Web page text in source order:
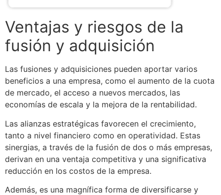
Ventajas y riesgos de la
fusión y adquisición
Las fusiones y adquisiciones pueden aportar varios
beneficios a una empresa, como el aumento de la cuota
de mercado, el acceso a nuevos mercados, las
economías de escala y la mejora de la rentabilidad.
Las alianzas estratégicas favorecen el crecimiento,
tanto a nivel financiero como en operatividad. Estas
sinergias, a través de la fusión de dos o más empresas,
derivan en una ventaja competitiva y una significativa
reducción en los costos de la empresa.
Además, es una magnífica forma de diversificarse y